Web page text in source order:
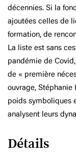
décennies. Si la
ajoutées celles de
formation, de
La liste est sans
pandémie de
de « première
ouvrage,
poids symboliques
analysent leurs
Détails